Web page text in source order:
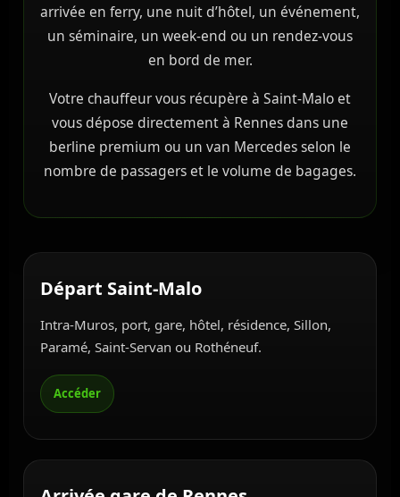
arrivée en ferry, une nuit d’hôtel, un événement,
un séminaire, un week-end ou un rendez-vous
en bord de mer.
Votre chauffeur vous récupère à Saint-Malo et
vous dépose directement à Rennes dans une
berline premium ou un van Mercedes selon le
nombre de passagers et le volume de bagages.
Départ Saint-Malo
Intra-Muros, port, gare, hôtel, résidence, Sillon,
Paramé, Saint-Servan ou Rothéneuf.